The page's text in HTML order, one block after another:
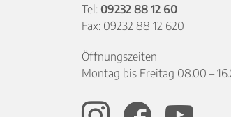
Tel: 09232 88 12 60
Fax: 09232 88 12 620
Öffnungszeiten
Montag bis Freitag 08.00 –